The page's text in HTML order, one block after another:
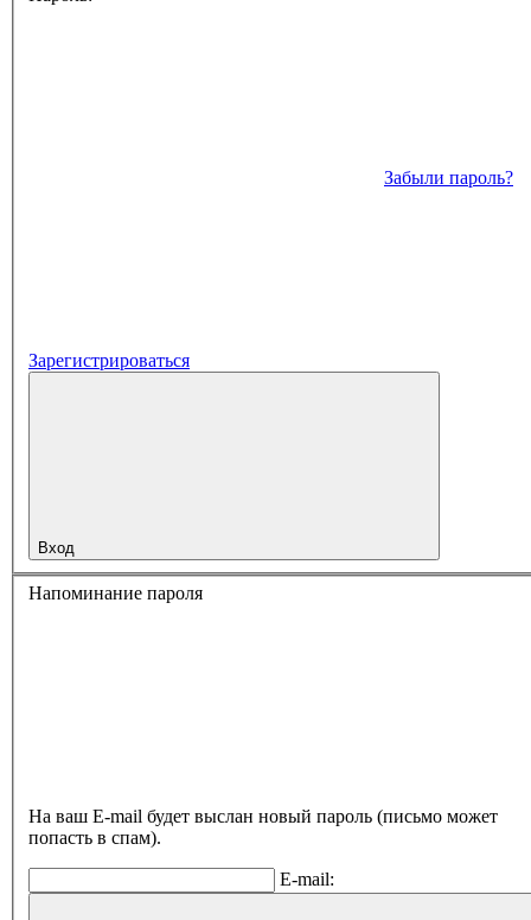
Забыли пароль?
Зарегистрироваться
Вход
Напоминание пароля
На ваш E-mail будет выслан новый пароль (письмо может
попасть в спам).
E-mail: